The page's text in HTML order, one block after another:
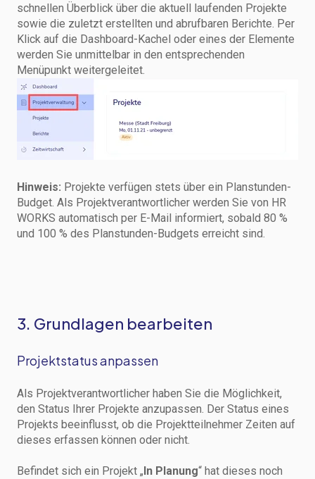
schnellen Überblick über die aktuell laufenden Projekte
sowie die zuletzt erstellten und abrufbaren Berichte. Per
Klick auf die Dashboard-Kachel oder eines der Elemente
werden Sie unmittelbar in den entsprechenden
Menüpunkt weitergeleitet.
Hinweis: Projekte verfügen stets über ein Planstunden-
Budget. Als Projektverantwortlicher werden Sie von HR
WORKS automatisch per E-Mail informiert, sobald 80 %
und 100 % des Planstunden-Budgets erreicht sind.
3. Grundlagen bearbeiten
Projektstatus anpassen
Als Projektverantwortlicher haben Sie die Möglichkeit,
den Status Ihrer Projekte anzupassen. Der Status eines
Projekts beeinflusst, ob die Projektteilnehmer Zeiten auf
dieses erfassen können oder nicht.
Befindet sich ein Projekt „ In Planung“ hat dieses noch